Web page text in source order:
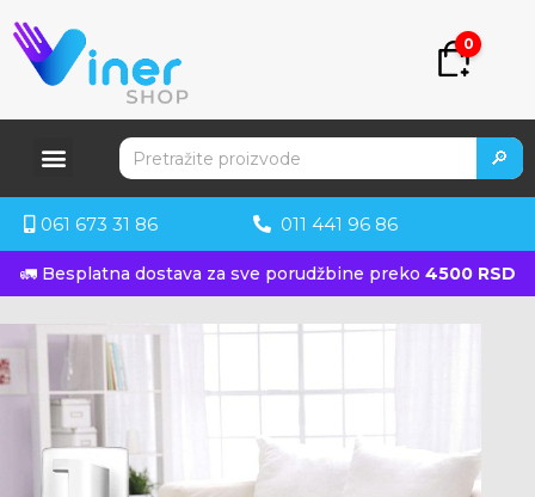
0
🔎
061 673 31 86 011 441 96 86
🚛 Besplatna dostava za sve porudžbine preko 4500 RSD
KUPITE ODMAH